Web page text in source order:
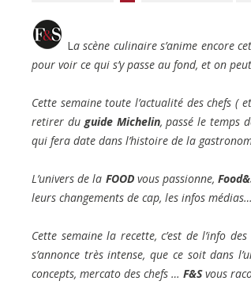
L a scène culinaire s’anime encore
pour voir ce qui s’y passe au fond, et on
Cette semaine toute l’actualité des chefs (
retirer du guide Michelin, passé le temps
qui fera date dans l’histoire de la
L’univers de la FOODvous passionne,
leurs changements de cap, les infos
Cette semaine la recette, c’est de l’info
s’annonce très intense, que ce soit dans
concepts, mercato des chefs … F&Svous